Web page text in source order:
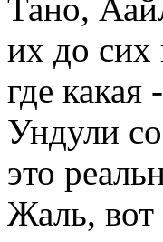
Тано,
их до сих
где
Ундули
это
Жаль, вот